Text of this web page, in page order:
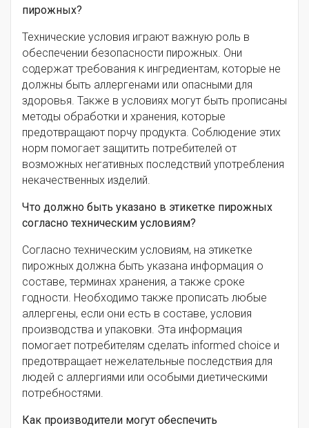
пирожных?
Технические условия играют важную роль в
обеспечении безопасности пирожных. Они
содержат требования к ингредиентам, которые не
должны быть аллергенами или опасными для
здоровья. Также в условиях могут быть прописаны
методы обработки и хранения, которые
предотвращают порчу продукта. Соблюдение этих
норм помогает защитить потребителей от
возможных негативных последствий употребления
некачественных изделий.
Что должно быть указано в этикетке пирожных
согласно техническим условиям?
Согласно техническим условиям, на этикетке
пирожных должна быть указана информация о
составе, терминах хранения, а также сроке
годности. Необходимо также прописать любые
аллергены, если они есть в составе, условия
производства и упаковки. Эта информация
помогает потребителям сделать informed choice и
предотвращает нежелательные последствия для
людей с аллергиями или особыми диетическими
потребностями.
Как производители могут обеспечить